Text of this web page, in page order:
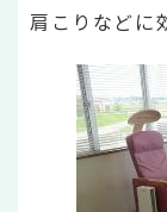
肩こりなどに